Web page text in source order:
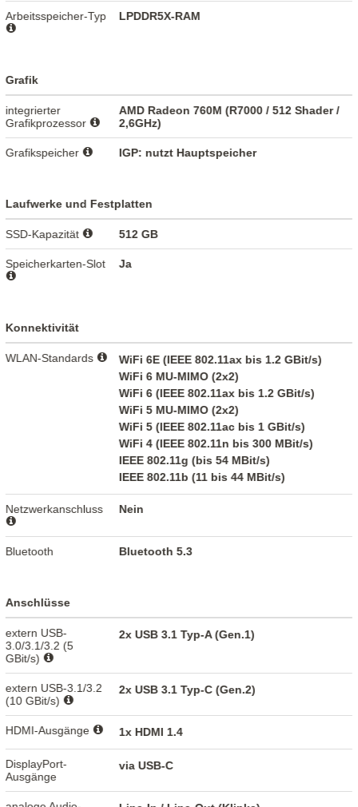
Arbeitsspeicher-Typ LPDDR5X-RAM
Grafik
integrierter
Grafikprozessor
AMD Radeon 760M (R7000 / 512 Shader /
2,6GHz)
Grafikspeicher IGP: nutzt Hauptspeicher
Laufwerke und Festplatten
SSD-Kapazität 512 GB
Speicherkarten-Slot Ja
Konnektivität
WLAN-Standards
WiFi 6E (IEEE 802.11ax bis 1.2 GBit/s)
WiFi 6 MU-MIMO (2x2)
WiFi 6 (IEEE 802.11ax bis 1.2 GBit/s)
WiFi 5 MU-MIMO (2x2)
WiFi 5 (IEEE 802.11ac bis 1 GBit/s)
WiFi 4 (IEEE 802.11n bis 300 MBit/s)
IEEE 802.11g (bis 54 MBit/s)
IEEE 802.11b (11 bis 44 MBit/s)
Netzwerkanschluss Nein
Bluetooth Bluetooth 5.3
Anschlüsse
extern USB-
3.0/3.1/3.2 (5
GBit/s)
2x USB 3.1 Typ-A (Gen.1)
extern USB-3.1/3.2
(10 GBit/s)
2x USB 3.1 Typ-C (Gen.2)
HDMI-Ausgänge 1x HDMI 1.4
DisplayPort-
Ausgänge
via USB-C